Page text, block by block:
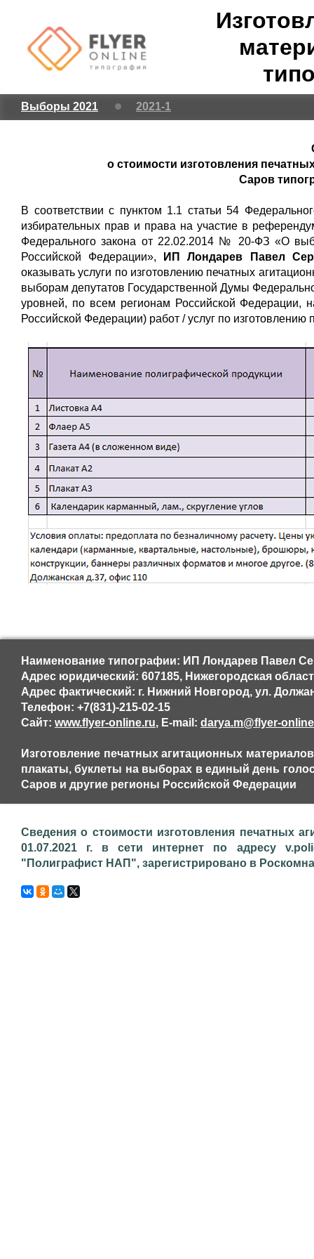
Выборы 2021 2021-1
о стоимости изготовления
Саров
В соответствии с пунктом 1.1 статьи 54
избирательных прав и права на участие в
Федерального закона от 22.02.2014 № 20-ФЗ «О
Российской Федерации», ИП Лондарев Павел
оказывать услуги по изготовлению печатных
выборам депутатов Государственной Думы
уровней, по всем регионам Российской Федерации,
Российской Федерации) работ / услуг по
Наименование типографии: ИП Лондарев Павел
Адрес юридический: 607185, Нижегородская
Адрес фактический: г. Нижний Новгород, ул.
Телефон: +7(831)-215-02-15
Сайт: www.flyer-online.ru, E-mail: darya.m@flyer-
Изготовление печатных агитационных
плакаты, буклеты на выборах в единый день
Саров и другие регионы Российской Федерации
Сведения о стоимости изготовления печатных
01.07.2021 г. в сети интернет по адресу
"Полиграфист НАП", зарегистрировано в